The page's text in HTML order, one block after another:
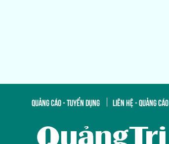
QUẢNG CÁO - TUYỂN DỤNG LIÊN HỆ - QUẢNG CÁO